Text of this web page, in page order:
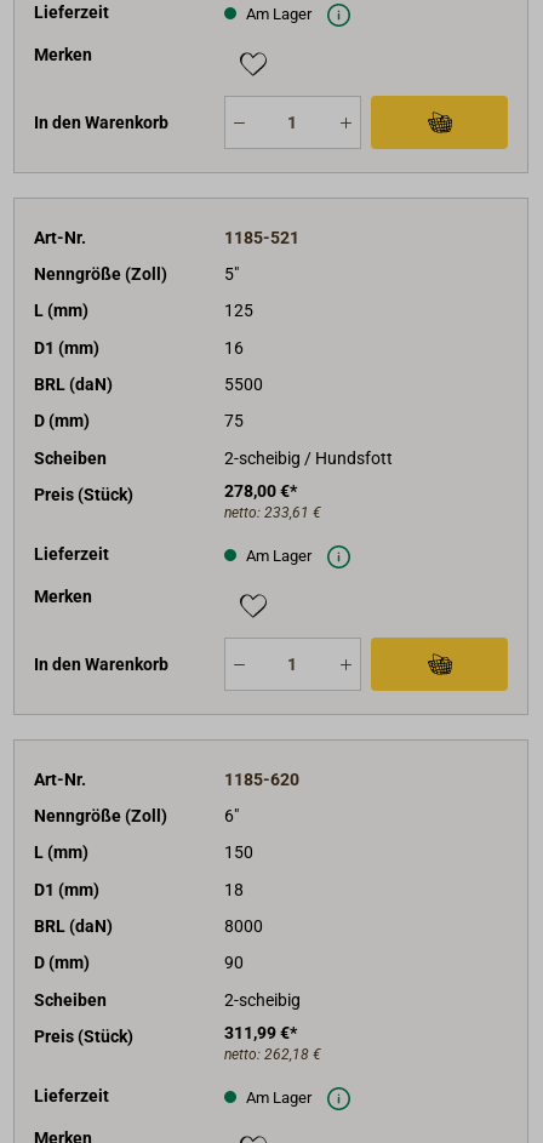
Lieferzeit Am Lager
Merken
In den Warenkorb
Art-Nr.
1185-521
Nenngröße (Zoll)
5"
L (mm)
125
D1 (mm)
16
BRL (daN)
5500
D (mm)
75
Scheiben
2-scheibig / Hundsfott
Preis (Stück)
278,00 €*
netto: 233,61 €
Lieferzeit Am Lager
Merken
In den Warenkorb
Art-Nr.
1185-620
Nenngröße (Zoll)
6"
L (mm)
150
D1 (mm)
18
BRL (daN)
8000
D (mm)
90
Scheiben
2-scheibig
Preis (Stück)
311,99 €*
netto: 262,18 €
Lieferzeit Am Lager
Merken